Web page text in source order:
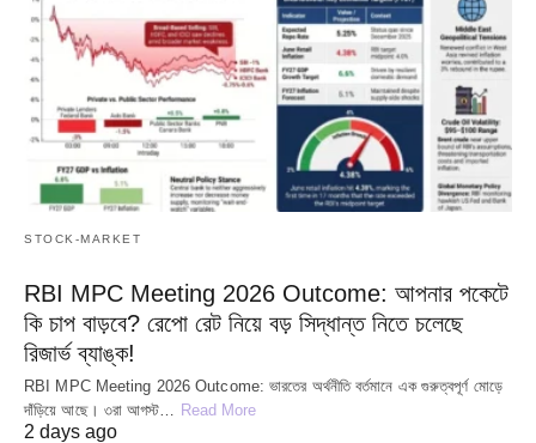
STOCK-MARKET
RBI MPC Meeting 2026 Outcome: আপনার পকেটে
কি চাপ বাড়বে? রেপো রেট নিয়ে বড় সিদ্ধান্ত নিতে চলেছে
রিজার্ভ ব্যাঙ্ক!
RBI MPC Meeting 2026 Outcome: ভারতের অর্থনীতি বর্তমানে এক গুরুত্বপূর্ণ মোড়ে
দাঁড়িয়ে আছে। ৩রা আগস্ট…
Read More
2 days ago